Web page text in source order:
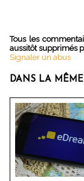
Tous les
aussitôt supprimés
Signaler un abus
DANS LA